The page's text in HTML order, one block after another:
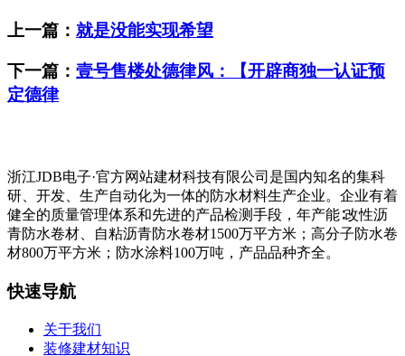
上一篇： 就是没能实现希望
下一篇： 壹号售楼处德律风：【开辟商独一认证预
定德律
浙江JDB电子·官方网站建材科技有限公司是国内知名的集科
研、开发、生产自动化为一体的防水材料生产企业。企业有着
健全的质量管理体系和先进的产品检测手段，年产能∶改性沥
青防水卷材、自粘沥青防水卷材1500万平方米；高分子防水卷
材800万平方米；防水涂料100万吨，产品品种齐全。
快速导航
关于我们
装修建材知识